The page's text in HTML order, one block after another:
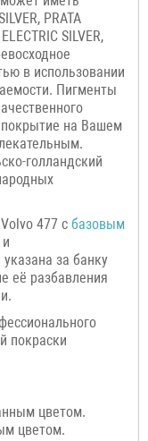
PRATA
SILVER,
в использовании
Пигменты
на Вашем
голландский
477 с базовым
за банку
её разбавления
покраски
цветом.
цветом.